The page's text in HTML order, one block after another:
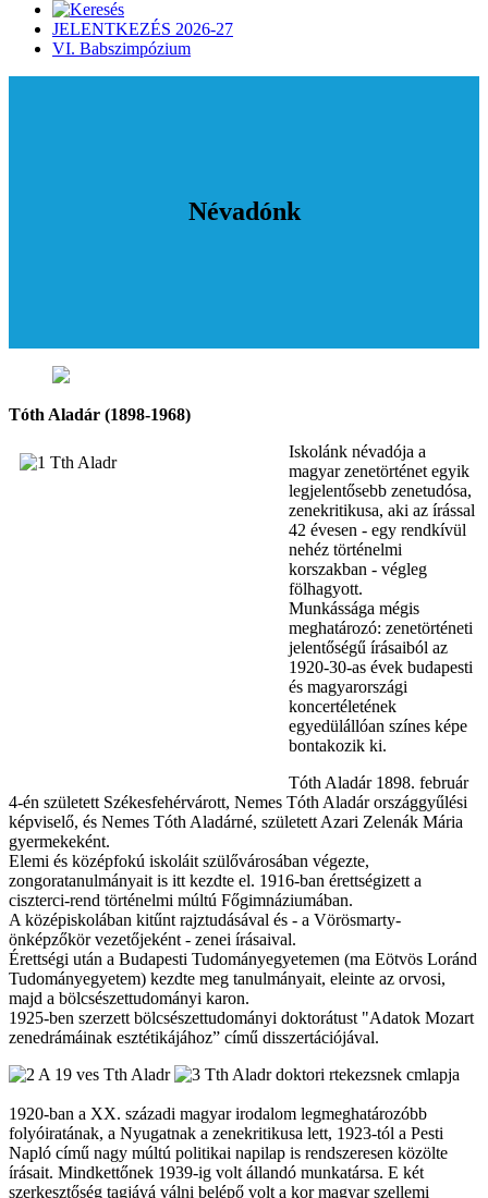
JELENTKEZÉS 2026-27
VI. Babszimpózium
Névadónk
Tóth Aladár (1898-1968)
Iskolánk névadója a
magyar zenetörténet egyik
legjelentősebb zenetudósa,
zenekritikusa, aki az írással
42 évesen - egy rendkívül
nehéz történelmi
korszakban - végleg
fölhagyott.
Munkássága mégis
meghatározó: zenetörténeti
jelentőségű írásaiból az
1920-30-as évek budapesti
és magyarországi
koncertéletének
egyedülállóan színes képe
bontakozik ki.
Tóth Aladár 1898. február
4-én született Székesfehérvárott, Nemes Tóth Aladár országgyűlési
képviselő, és Nemes Tóth Aladárné, született Azari Zelenák Mária
gyermekeként.
Elemi és középfokú iskoláit szülővárosában végezte,
zongoratanulmányait is itt kezdte el. 1916-ban érettségizett a
ciszterci-rend történelmi múltú Főgimnáziumában.
A középiskolában kitűnt rajztudásával és - a Vörösmarty-
önképzőkör vezetőjeként - zenei írásaival.
Érettségi után a Budapesti Tudományegyetemen (ma Eötvös Loránd
Tudományegyetem) kezdte meg tanulmányait, eleinte az orvosi,
majd a bölcsészettudományi karon.
1925-ben szerzett bölcsészettudományi doktorátust "Adatok Mozart
zenedrámáinak esztétikájához” című disszertációjával.
1920-ban a XX. századi magyar irodalom legmeghatározóbb
folyóiratának, a Nyugatnak a zenekritikusa lett, 1923-tól a Pesti
Napló című nagy múltú politikai napilap is rendszeresen közölte
írásait. Mindkettőnek 1939-ig volt állandó munkatársa. E két
szerkesztőség tagjává válni belépő volt a kor magyar szellemi